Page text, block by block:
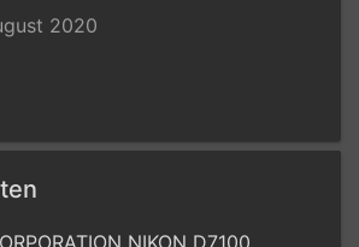
2020
NIKON D7100